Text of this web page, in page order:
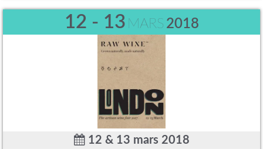
12 - 13 MARS 2018
12 & 13 mars 2018